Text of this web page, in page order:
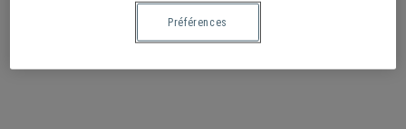
Cochercheurs du CIREM : Peggy Davis, Nicholas
Dion, Claude La Charité, Dario Perinetti, Lyse Roy
Préférences